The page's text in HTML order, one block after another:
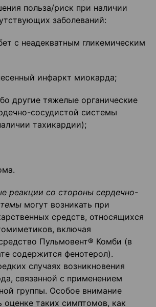
польза/риск при наличии
заболеваний:
с неадекватным гликемическим
инфаркт миокарда;
другие тяжелые органические
сосудистой системы
тахикардии);
реакции со стороны сердечно-
могут возникать при
средств, относящихся
включая
Пульмовент® Комби (в
содержится фенотерол).
случаях возникновения
связанной с применением
группы. Особое внимание
оценке таких симптомов, как